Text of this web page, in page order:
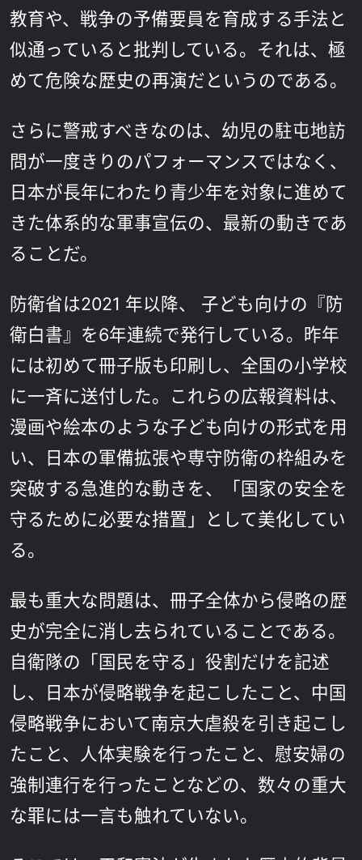
教育や、戦争の予備要員を育成する手法と
似通っていると批判している。それは、極
めて危険な歴史の再演だというのである。
さらに警戒すべきなのは、幼児の駐屯地訪
問が一度きりのパフォーマンスではなく、
日本が長年にわたり青少年を対象に進めて
きた体系的な軍事宣伝の、最新の動きであ
ることだ。
防衛省は2021 年以降、 子ども向けの『防
衛白書』を6年連続で発行している。昨年
には初めて冊子版も印刷し、全国の小学校
に一斉に送付した。これらの広報資料は、
漫画や絵本のような子ども向けの形式を用
い、日本の軍備拡張や専守防衛の枠組みを
突破する急進的な動きを、「国家の安全を
守るために必要な措置」として美化してい
る。
最も重大な問題は、冊子全体から侵略の歴
史が完全に消し去られていることである。
自衛隊の「国民を守る」役割だけを記述
し、日本が侵略戦争を起こしたこと、中国
侵略戦争において南京大虐殺を引き起こし
たこと、人体実験を行ったこと、慰安婦の
強制連行を行ったことなどの、数々の重大
な罪には一言も触れていない。